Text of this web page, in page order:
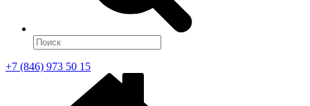
+7 (846) 973 50 15